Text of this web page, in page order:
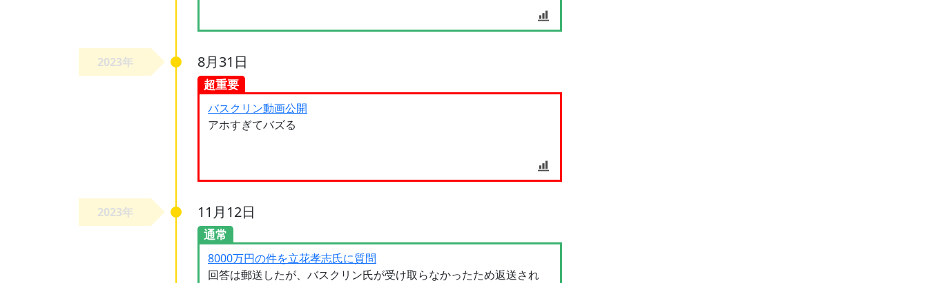
2023年 8月31日
超重要
バスクリン動画公開
アホすぎてバズる
2023年 11月12日
通常
8000万円の件を立花孝志氏に質問
回答は郵送したが、バスクリン氏が受け取らなかったため返送され